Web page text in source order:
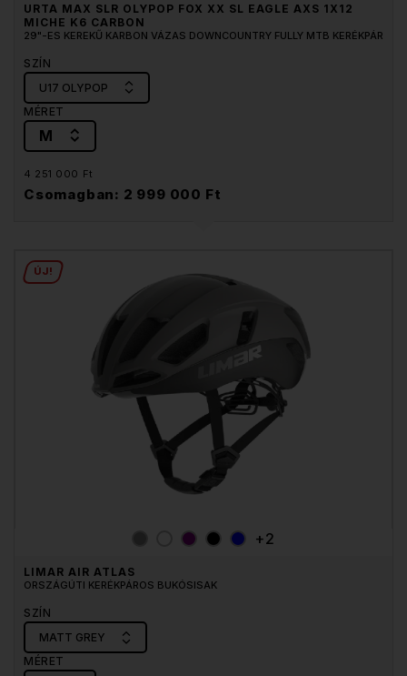
URTA MAX SLR OLYPOP FOX XX SL EAGLE AXS 1X12
MICHE K6 CARBON
29"-ES KEREKŰ KARBON VÁZAS DOWNCOUNTRY FULLY MTB KERÉKPÁR
SZÍN
U17 OLYPOP
MÉRET
M
4 251 000 Ft
Csomagban: 2 999 000 Ft
ÚJ!
+2
LIMAR AIR ATLAS
ORSZÁGÚTI KERÉKPÁROS BUKÓSISAK
SZÍN
MATT GREY
MÉRET